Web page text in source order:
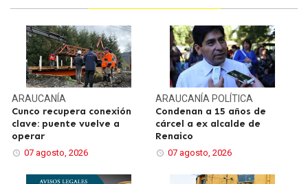
ARAUCANÍA
Cunco recupera conexión
clave: puente vuelve a
operar
07 agosto, 2026
ARAUCANÍA POLÍTICA
Condenan a 15 años de
cárcel a ex alcalde de
Renaico
07 agosto, 2026